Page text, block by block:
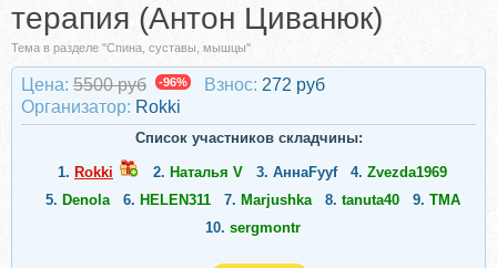
терапия (Антон Циванюк)
Тема в разделе "Спина, суставы, мышцы"
Цена: 5500 руб -96% Взнос: 272 руб
Организатор: Rokki
Список участников складчины:
1. Rokki 2. Наталья V 3. АннаFyyf 4. Zvezda1969
5. Denola 6. HELEN311 7. Marjushka 8. tanuta40 9. ТМА
10. sergmontr